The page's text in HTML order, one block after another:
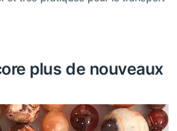
plus de nouveaux